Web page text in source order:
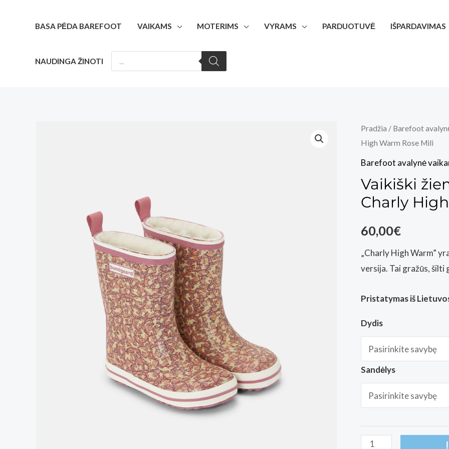
BASA PĖDA BAREFOOT VAIKAMS MOTERIMS VYRAMS PARDUOTUVĖ IŠPARDAVIMAS
NAUDINGA ŽINOTI
PRODUCTS
SEARCH
Pradžia / Barefoot
High Warm Rose Mili
Barefoot avalynė
Vaikiški
Charly
60,00€
„Charly High Warm”
versija. Tai gražūs, šilti
Pristatymas iš
Dydis
Sandėlys
produkto